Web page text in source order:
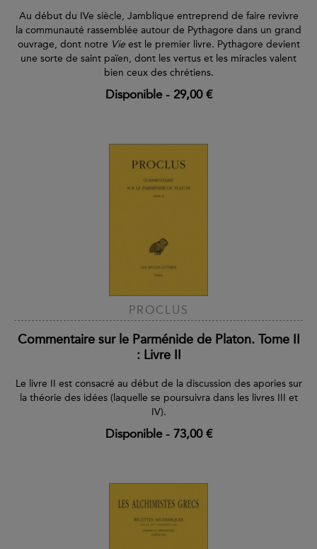
Au début du IVe siècle, Jamblique entreprend de faire revivre
la communauté rassemblée autour de Pythagore dans un grand
ouvrage, dont notre Vieest le premier livre. Pythagore devient
une sorte de saint païen, dont les vertus et les miracles valent
bien ceux des chrétiens.
Disponible- 29,00 €
PROCLUS
Commentaire sur le Parménide de Platon. Tome II
: Livre II
Le livre II est consacré au début de la discussion des apories sur
la théorie des idées (laquelle se poursuivra dans les livres III et
IV).
Disponible- 73,00 €